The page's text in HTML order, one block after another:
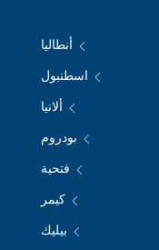
أنطاليا
اسطنبول
ألانيا
بودروم
فتحية
كيمر
بيليك